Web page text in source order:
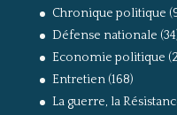
Chronique politique
Défense nationale
Economie politique
Entretien(168)
La guerre, la